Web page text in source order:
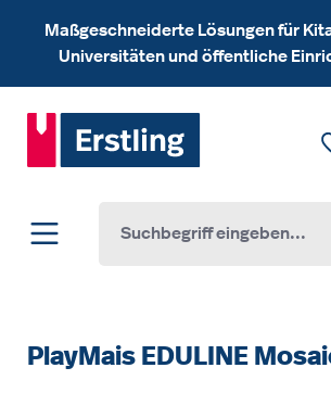
Zum Hauptinhalt springen
Maßgeschneiderte Lösungen für
Universitäten und öffentliche
PlayMais EDULINE